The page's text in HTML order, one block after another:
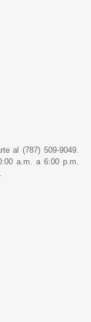
al (787) 509-9049.
a.m. a 6:00 p.m.